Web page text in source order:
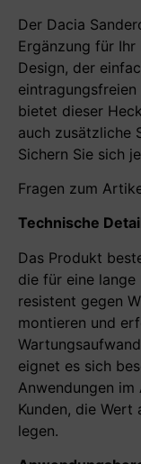
Der Dacia
Ergänzung für
Design, der
eintragungsfreien
bietet dieser
auch zusätzliche
Sichern Sie sich
Fragen zum
Technische
Das Produkt
die für eine lange
resistent gegen
montieren und
eignet es sich
Anwendungen
Kunden, die
legen.